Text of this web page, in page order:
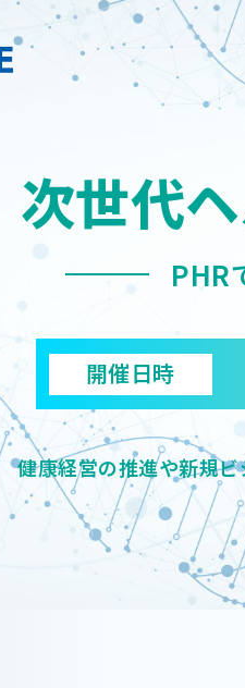
次世代
PHR
開催日時
健康経営の推進や新規ビ